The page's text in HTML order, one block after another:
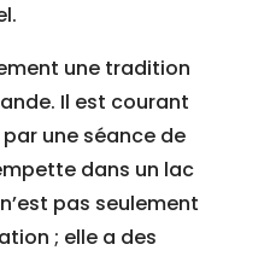
une tradition
Il est courant
une séance de
dans un lac
pas seulement
; elle a des